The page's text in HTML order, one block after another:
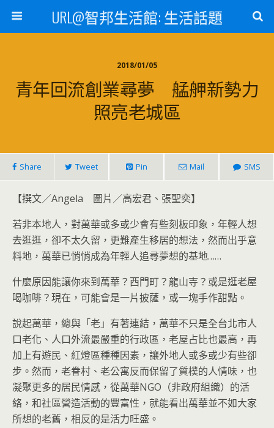
URL@智邦生活館: 生活話題
2018/01/05
青年回流創業尋夢 艋舺新勢力
照亮老城區
Share Tweet Pin Mail SMS
【撰文／Angela 圖片／高宏君、張聖奕】
若非本地人，對萬華或多或少會有些刻板印象，年輕人想
去逛逛，卻不太久留，更難產生移居的想法，然而出乎意
料地，萬華已悄悄成為年輕人追尋夢想的基地……
什麼原因能讓你來到萬華？西門町？龍山寺？或是逛老屋
喝咖啡？現在，可能會是一片披薩，或一塊手作甜點。
說起萬華，總與「老」有著連結，萬華不只是全台北市人
口老化、人口外流最嚴重的行政區，老屋占比也最高，再
加上有遊民、紅燈區種種因素，讓外地人或多或少有些卻
步。然而，老眷村、老公寓反而保留了質樸的人情味，也
凝聚更多的居民情感，從萬華NGO（非政府組織）的活
絡，和社區營造活動的豐富性，就能看出萬華並不如大家
所想的老舊，相反的是活力旺盛。